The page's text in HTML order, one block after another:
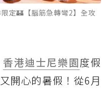
定🏰【腦筋急轉彎2】全攻
香港迪士尼樂園度假
開心的暑假！從6月